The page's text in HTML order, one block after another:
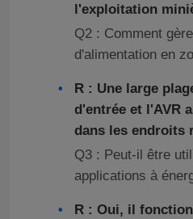
l'exploitation
Q2 : Comment
d'alimentation en
R : Une large
d'entrée et l'AVR
dans les endroits
Q3 : Peut-il être
applications à
R : Oui, il